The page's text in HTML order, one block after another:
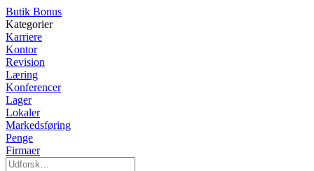
Butik Bonus
Kategorier
Karriere
Kontor
Revision
Læring
Konferencer
Lager
Lokaler
Markedsføring
Penge
Firmaer